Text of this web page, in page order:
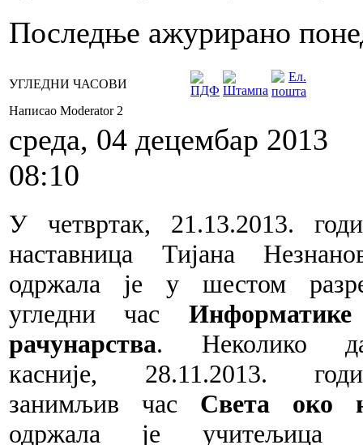
Последње ажурирано
УГЛЕДНИ ЧАСОВИ
Написао Moderator 2
среда, 04 децембар 2013
08:10
У четвртак, 21.13.2013.
наставница Тијана
одржала је у шестом
угледни час
рачунарства. Неколико
касније, 28.11.2013.
занимљив час Света око
одржала је учитељица